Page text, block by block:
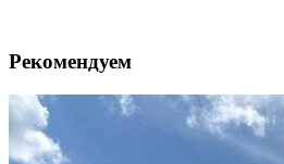
Рекомендуем